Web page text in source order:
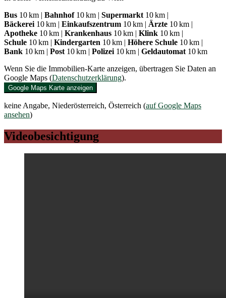
Bus 10 km | Bahnhof10 km | Supermarkt10 km |
Bäckerei10 km | Einkaufszentrum 10 km | Ärzte 10 km |
Apotheke 10 km | Krankenhaus 10 km | Klink 10 km |
Schule 10 km | Kindergarten 10 km | Höhere Schule 10 km |
Bank 10 km | Post10 km | Polizei10 km | Geldautomat10 km
Wenn Sie die Immobilien-Karte anzeigen, übertragen Sie Daten an
Google Maps (Datenschutzerklärung).
Google Maps Karte anzeigen
keine Angabe, Niederösterreich, Österreich (auf Google Maps
ansehen)
Videobesichtigung